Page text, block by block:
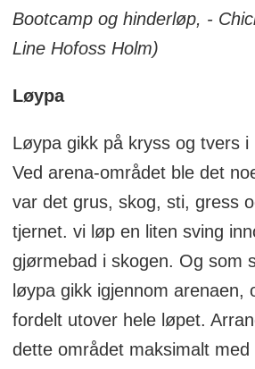
Bootcamp og hinderløp, -
Line Hofoss Holm)
Løypa
Løypa gikk på kryss og tvers i
Ved arena-området ble det
var det grus, skog, sti, gress
tjernet. vi løp en liten sving
gjørmebad i skogen. Og som
løypa gikk igjennom arenaen,
fordelt utover hele løpet.
dette området maksimalt med